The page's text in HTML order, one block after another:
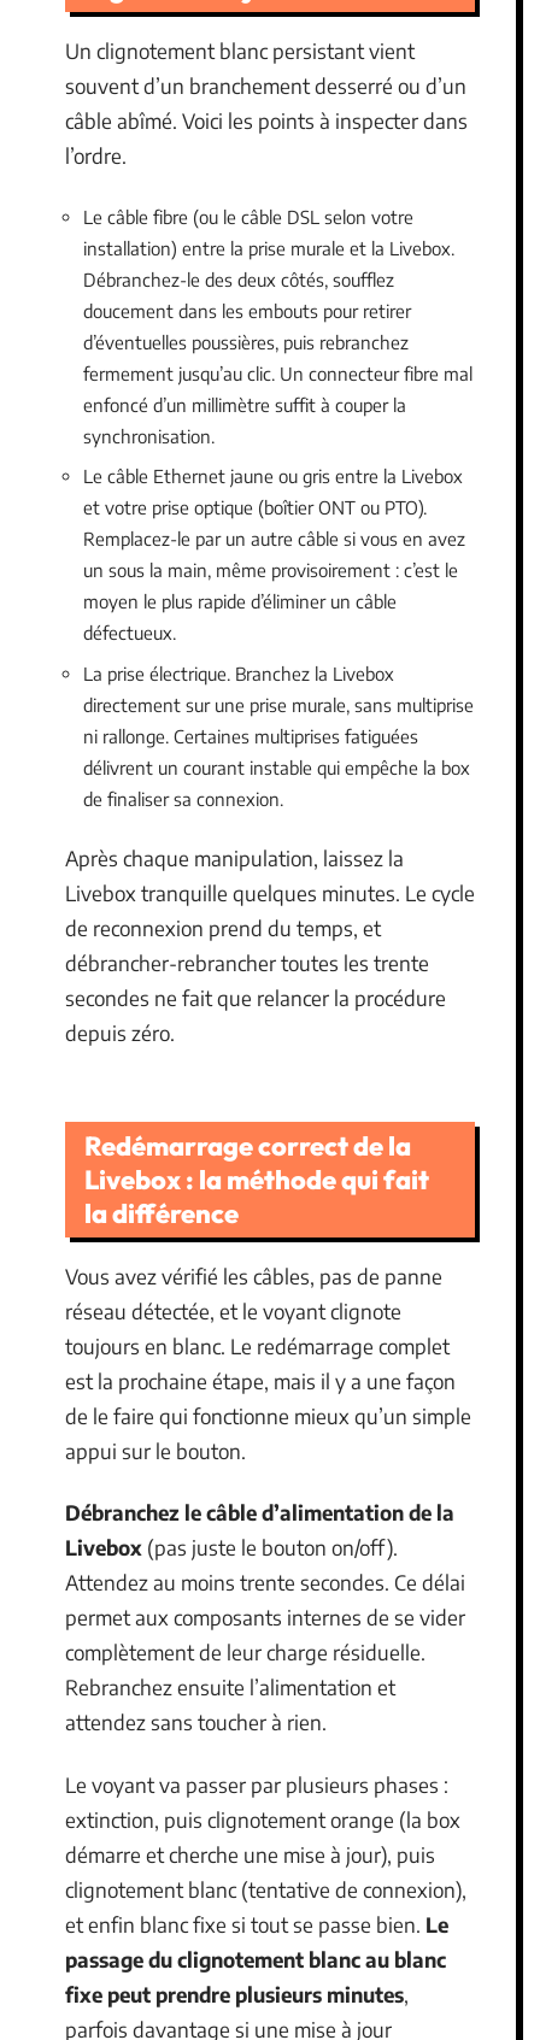
Un clignotement blanc persistant vient
souvent d’un branchement desserré ou d’un
câble abîmé. Voici les points à inspecter dans
l’ordre.
Le câble fibre (ou le câble DSL selon votre
installation) entre la prise murale et la Livebox.
Débranchez-le des deux côtés, soufflez
doucement dans les embouts pour retirer
d’éventuelles poussières, puis rebranchez
fermement jusqu’au clic. Un connecteur fibre mal
enfoncé d’un millimètre suffit à couper la
synchronisation.
Le câble Ethernet jaune ou gris entre la Livebox
et votre prise optique (boîtier ONT ou PTO).
Remplacez-le par un autre câble si vous en avez
un sous la main, même provisoirement : c’est le
moyen le plus rapide d’éliminer un câble
défectueux.
La prise électrique. Branchez la Livebox
directement sur une prise murale, sans multiprise
ni rallonge. Certaines multiprises fatiguées
délivrent un courant instable qui empêche la box
de finaliser sa connexion.
Après chaque manipulation, laissez la
Livebox tranquille quelques minutes. Le cycle
de reconnexion prend du temps, et
débrancher-rebrancher toutes les trente
secondes ne fait que relancer la procédure
depuis zéro.
Redémarrage correct de la
Livebox : la méthode qui fait
la différence
Vous avez vérifié les câbles, pas de panne
réseau détectée, et le voyant clignote
toujours en blanc. Le redémarrage complet
est la prochaine étape, mais il y a une façon
de le faire qui fonctionne mieux qu’un simple
appui sur le bouton.
Débranchez le câble d’alimentation de la
Livebox (pas juste le bouton on/off).
Attendez au moins trente secondes. Ce délai
permet aux composants internes de se vider
complètement de leur charge résiduelle.
Rebranchez ensuite l’alimentation et
attendez sans toucher à rien.
Le voyant va passer par plusieurs phases :
extinction, puis clignotement orange (la box
démarre et cherche une mise à jour), puis
clignotement blanc (tentative de connexion),
et enfin blanc fixe si tout se passe bien. Le
passage du clignotement blanc au blanc
fixe peut prendre plusieurs minutes,
parfois davantage si une mise à jour